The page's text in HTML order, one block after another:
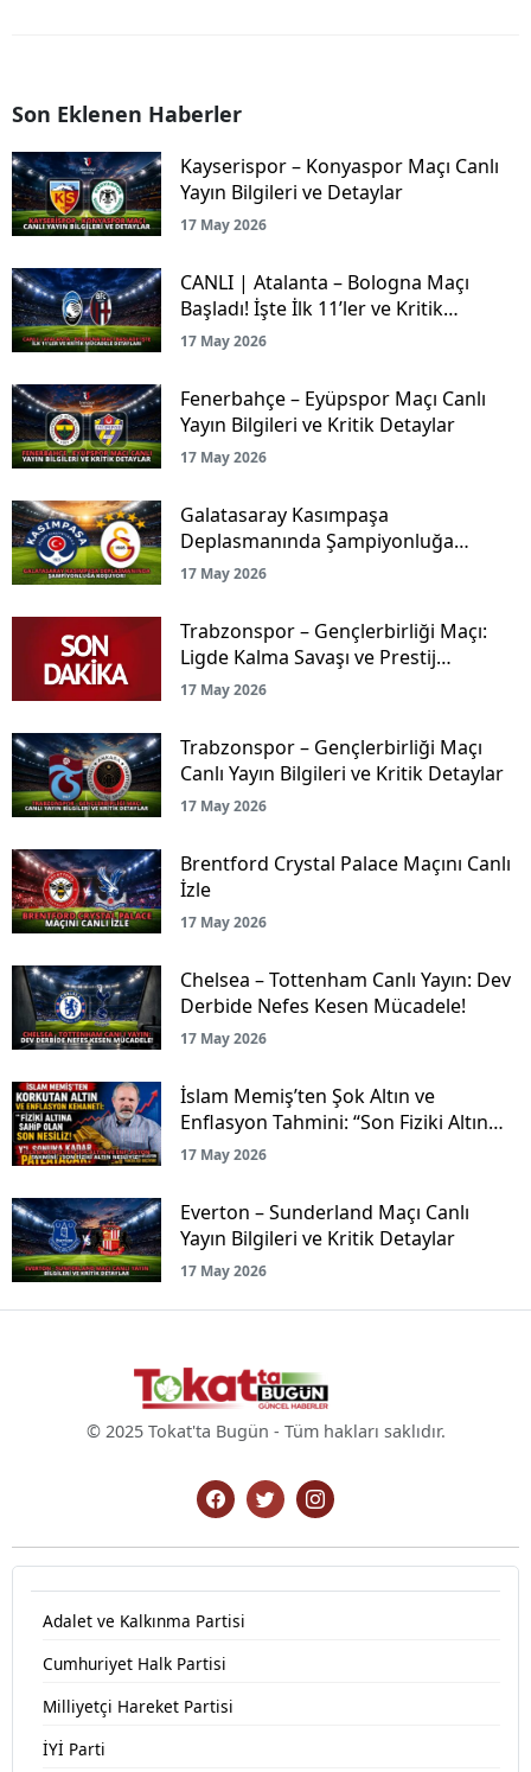
Son Eklenen Haberler
Kayserispor – Konyaspor Maçı Canlı
Yayın Bilgileri ve Detaylar
17 May 2026
CANLI | Atalanta – Bologna Maçı
Başladı! İşte İlk 11’ler ve Kritik
Mücadele Detayları
17 May 2026
Fenerbahçe – Eyüpspor Maçı Canlı
Yayın Bilgileri ve Kritik Detaylar
17 May 2026
Galatasaray Kasımpaşa
Deplasmanında Şampiyonluğa
Koşuyor!
17 May 2026
Trabzonspor – Gençlerbirliği Maçı:
Ligde Kalma Savaşı ve Prestij
Mücadelesi Canlı Yayınla Ekranlarda!
17 May 2026
Trabzonspor – Gençlerbirliği Maçı
Canlı Yayın Bilgileri ve Kritik Detaylar
17 May 2026
Brentford Crystal Palace Maçını Canlı
İzle
17 May 2026
Chelsea – Tottenham Canlı Yayın: Dev
Derbide Nefes Kesen Mücadele!
17 May 2026
İslam Memiş’ten Şok Altın ve
Enflasyon Tahmini: “Son Fiziki Altın
Nesliyiz!”
17 May 2026
Everton – Sunderland Maçı Canlı
Yayın Bilgileri ve Kritik Detaylar
17 May 2026
© 2025 Tokat'ta Bugün - Tüm hakları saklıdır.
Adalet ve Kalkınma Partisi
Cumhuriyet Halk Partisi
Milliyetçi Hareket Partisi
İYİ Parti